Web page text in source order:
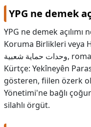
YPG ne demek
YPG ne demek açılımı
Koruma Birlikleri veya
وحدات حماية شعبية, romanize: Waḥdāt Ḥimāyat aš-Šaʽb,
Kürtçe: Yekîneyên
gösteren, fiilen özerk
Yönetimi'ne bağlı
silahlı örgüt.